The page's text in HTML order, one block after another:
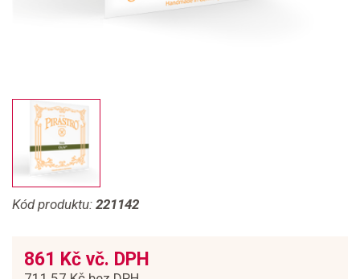
Kód produktu: 221142
861 Kč vč. DPH